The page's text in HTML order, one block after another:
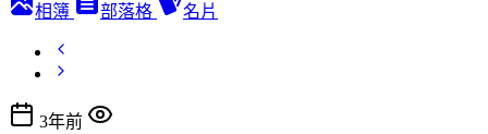
相簿 部落格 名片
3年前